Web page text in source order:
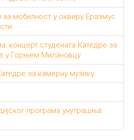
мобилност у оквиру Еразмус
концерт студената Катедре за
у Горњем Милановцу
за камерну музику
програма унутрашњa